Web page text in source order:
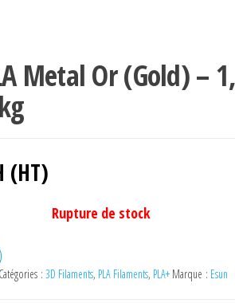
Metal Or (Gold) –
(HT)
Rupture de stock
Catégories : 3D Filaments, PLA Filaments, PLA+ Marque : Esun